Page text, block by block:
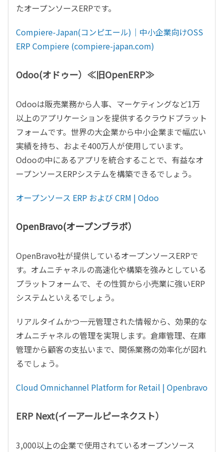
たオープンソースERPです。
Compiere-Japan(コンピエール)｜中小企業向けOSS
ERP Compiere (compiere-japan.com)
Odoo(オドゥー）≪旧OpenERP≫
Odooは販売業務から人事、マーケティングなど1万
以上のアプリケーションを提供するクラウドプラット
フォームです。世界の大企業から中小企業まで幅広い
実績を持ち、およそ400万人が使用しています。
Odooの中にあるアプリを統合することで、有益なオ
ープンソースERPシステムを構築できるでしょう。
オープンソース ERP および CRM | Odoo
OpenBravo(オープンブラボ）
OpenBravo社が提供しているオープンソースERPで
す。オムニチャネルの高速化や構築を強みとしている
プラットフォームで、その性質から小売業に強いERP
システムといえるでしょう。
リアルタイムかつ一元管理された情報から、効果的な
オムニチャネルの管理を実現します。倉庫管理、在庫
管理から顧客の支払いまで、関係業務の効率化が図れ
るでしょう。
Cloud Omnichannel Platform for Retail | Openbravo
ERP Next(イーアールピーネクスト）
3,000以上の企業で使用されているオープンソース